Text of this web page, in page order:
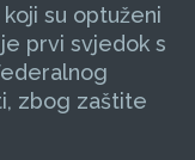
su optuženi
prvi svjedok s
zbog zaštite